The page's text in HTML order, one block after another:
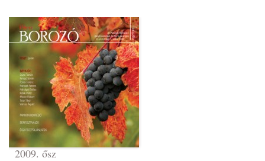
2009. ősz